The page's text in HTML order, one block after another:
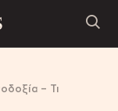
– Τι